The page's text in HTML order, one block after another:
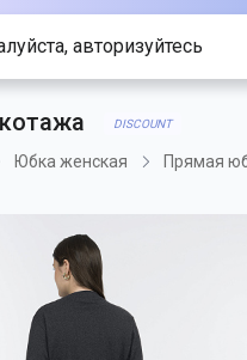
DISCOUNT
Юбка женская Прямая
портала,